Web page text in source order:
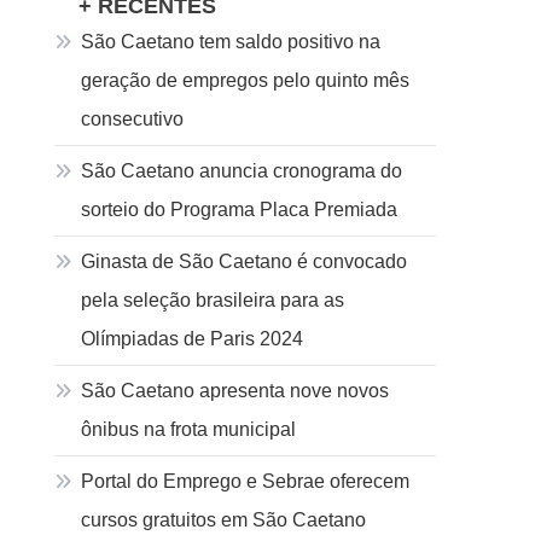
+ RECENTES
São Caetano tem saldo positivo na
geração de empregos pelo quinto mês
consecutivo
São Caetano anuncia cronograma do
sorteio do Programa Placa Premiada
Ginasta de São Caetano é convocado
pela seleção brasileira para as
Olímpiadas de Paris 2024
São Caetano apresenta nove novos
ônibus na frota municipal
Portal do Emprego e Sebrae oferecem
cursos gratuitos em São Caetano